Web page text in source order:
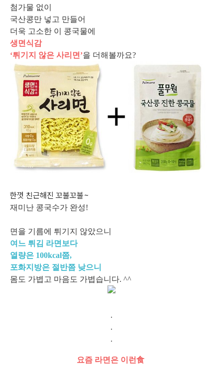
첨가물 없이
국산콩만 넣고 만들어
더욱 고소한 이 콩국물에
생면식감
‘튀기지 않은 사리면’을 더해볼까요?
한껏 친근해진 꼬불꼬불~
재미난 콩국수가 완성!
면을 기름에 튀기지 않았으니
여느 튀김 라면보다
열량은 100kcal쯤,
포화지방은 절반쯤 낮으니
몸도 가볍고 마음도 가볍습니다. ^^
.
.
.
요즘 라면은 이런食